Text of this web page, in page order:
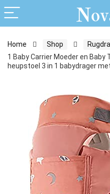
Home Shop
1 Baby Carrier Moeder en Baby
heupstoel 3 in 1 babydrager